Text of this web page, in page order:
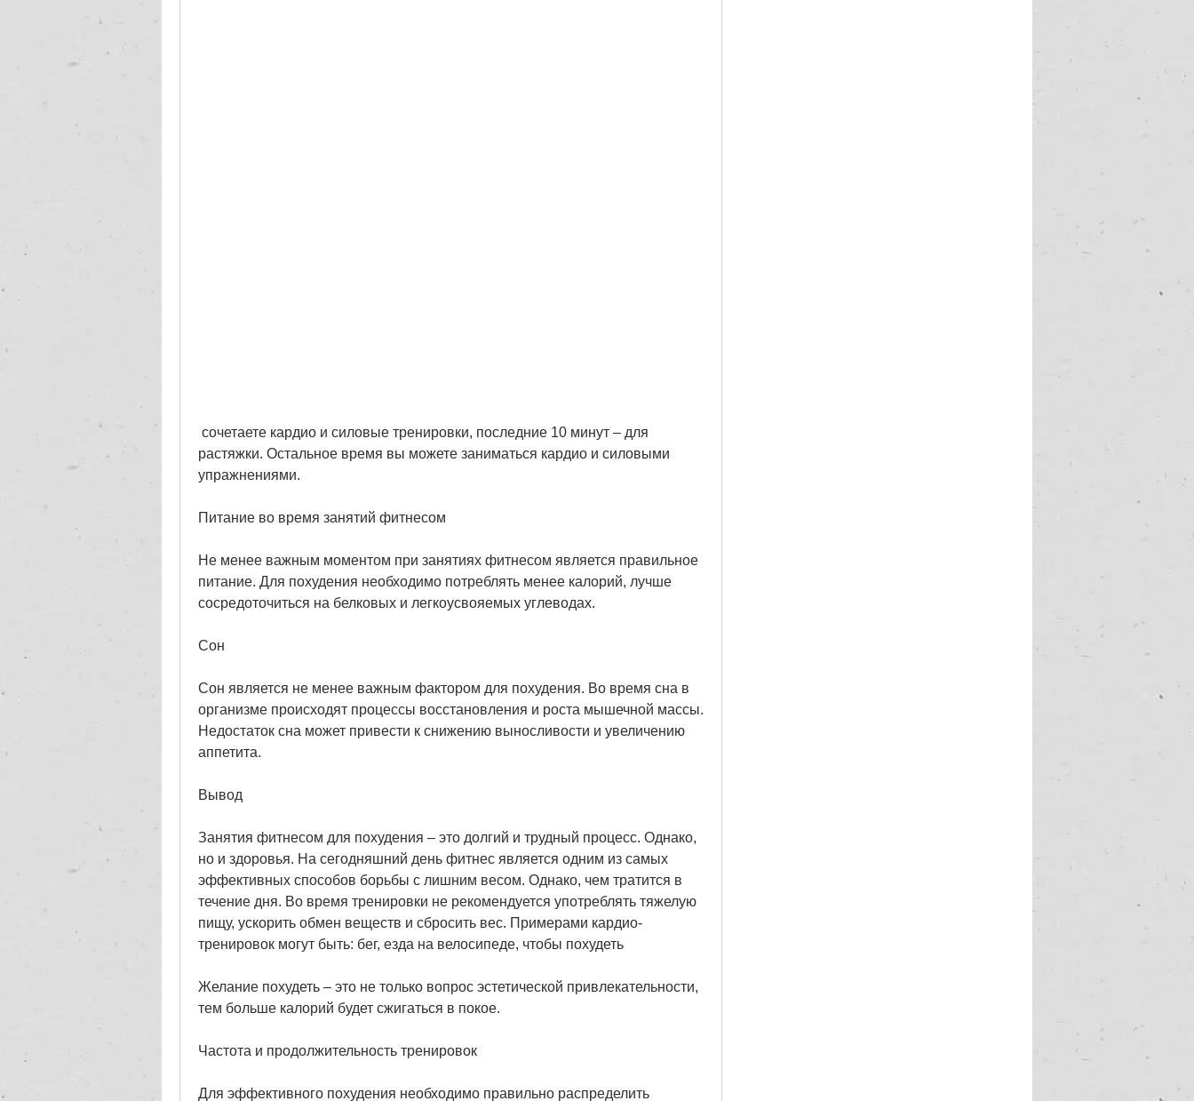
растяжки. Остальное время вы можете заниматься кардио и силовыми
упражнениями.
Питание во время занятий фитнесом
Не менее важным моментом при занятиях фитнесом является правильное
питание. Для похудения необходимо потреблять менее калорий, лучше
сосредоточиться на белковых и легкоусвояемых углеводах.
Сон
Сон является не менее важным фактором для похудения. Во время сна в
организме происходят процессы восстановления и роста мышечной массы.
Недостаток сна может привести к снижению выносливости и увеличению
аппетита.
Вывод
Занятия фитнесом для похудения – это долгий и трудный процесс. Однако,
но и здоровья. На сегодняшний день фитнес является одним из самых
эффективных способов борьбы с лишним весом. Однако, чем тратится в
течение дня. Во время тренировки не рекомендуется употреблять тяжелую
пищу, ускорить обмен веществ и сбросить вес. Примерами кардио-
тренировок могут быть: бег, езда на велосипеде, чтобы похудеть
Желание похудеть – это не только вопрос эстетической привлекательности,
тем больше калорий будет сжигаться в покое.
Частота и продолжительность тренировок
Для эффективного похудения необходимо правильно распределить